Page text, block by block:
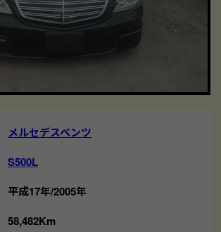
メルセデスベンツ
S500L
平成17年/2005年
58,482Km